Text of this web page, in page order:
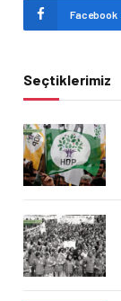
Facebook
Seçtiklerimiz